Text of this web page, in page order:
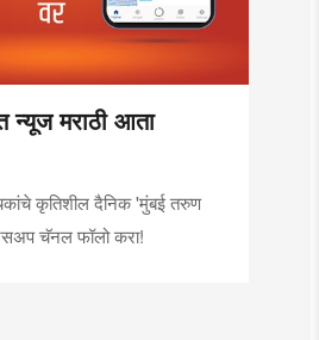
न्यूज मराठी आता
कृतिशील दैनिक 'मुंबई तरुण
चॅनल फॉलो करा!